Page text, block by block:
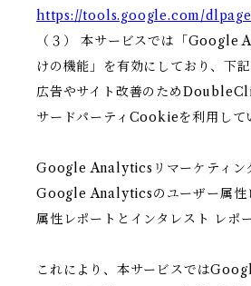
https://tools.google.com/
（３） 本サービスでは「Google
けの機能」を有効にしており、下記
広告やサイト改善のため
サードパーティCookieを利用して
Google Analyticsリマーケティン
Google Analyticsのユーザー属性
属性レポートとインタレスト レポ
これにより、本サービスでは